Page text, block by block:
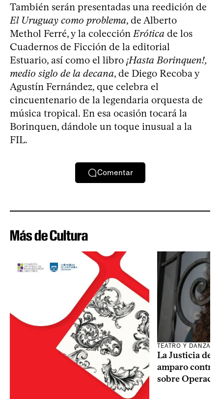
También serán presentadas una reedición de
El Uruguay como problema, de Alberto
Methol Ferré, y la colección Erótica de los
Cuadernos de Ficción de la editorial
Estuario, así como el libro ¡Hasta Borinquen!,
medio siglo de la decana, de Diego Recoba y
Agustín Fernández, que celebra el
cincuentenario de la legendaria orquesta de
música tropical. En esa ocasión tocará la
Borinquen, dándole un toque inusual a la
FIL.
Comentar
Más de Cultura
TEATRO Y DANZA
La Justicia
amparo contra
sobre